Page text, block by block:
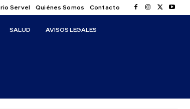
Servel Quiénes Somos Contacto
SALUD AVISOS LEGALES